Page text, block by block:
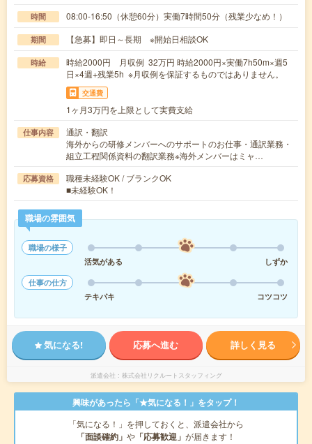
時間 08:00-16:50（休憩60分）実働7時間50分（残業少なめ！）
期間 【急募】即日～長期 ※開始日相談OK
時給
時給2000円 月収例 32万円 時給2000円×実働7h50m×週5
日×4週+残業5h ※月収例を保証するものではありません。
交通費
1ヶ月3万円を上限として実費支給
仕事内容
通訳・翻訳
海外からの研修メンバーへのサポートのお仕事・通訳業務・
組立工程関係資料の翻訳業務※海外メンバーはミャ…
応募資格
職種未経験OK / ブランクOK
■未経験OK！
職場の雰囲気
職場の様子
活気がある
しずか
仕事の仕方
テキパキ
コツコツ
気になる! 応募へ進む 詳しく見る
派遣会社 株式会社リクルートスタッフィング
興味があったら「★気になる！」をタップ！
「気になる！」を押しておくと、派遣会社から
「面談確約」 や 「応募歓迎」 が届きます！